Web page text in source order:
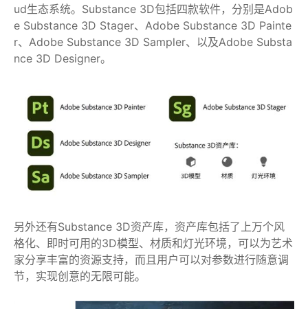
ud生态系统。Substance 3D包括四款软件，分别是Adob
e Substance 3D Stager、Adobe Substance 3D Painte
r、Adobe Substance 3D Sampler、以及Adobe Substa
nce 3D Designer。
另外还有Substance 3D资产库，资产库包括了上万个风
格化、即时可用的3D模型、材质和灯光环境，可以为艺术
家分享丰富的资源支持，而且用户可以对参数进行随意调
节，实现创意的无限可能。